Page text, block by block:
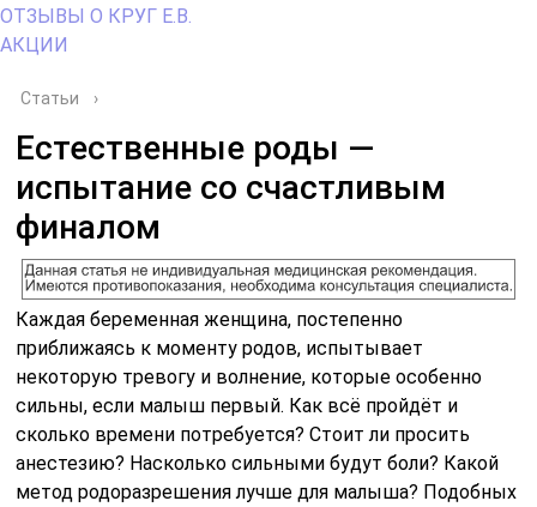
ОТЗЫВЫ О КРУГ Е.В.
АКЦИИ
Статьи ›
Естественные роды —
испытание со счастливым
финалом
Каждая беременная женщина, постепенно
приближаясь к моменту родов, испытывает
некоторую тревогу и волнение, которые особенно
сильны, если малыш первый. Как всё пройдёт и
сколько времени потребуется? Стоит ли просить
анестезию? Насколько сильными будут боли? Какой
метод родоразрешения лучше для малыша? Подобных